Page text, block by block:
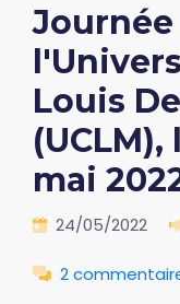
Journée
Louis
mai
24/05/2022
2